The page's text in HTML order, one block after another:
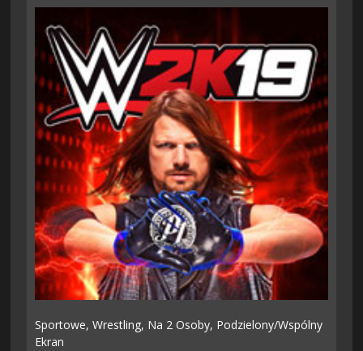
Sportowe,Wrestling, Na 2 Osoby, Podzielony/wspólny
Ekran